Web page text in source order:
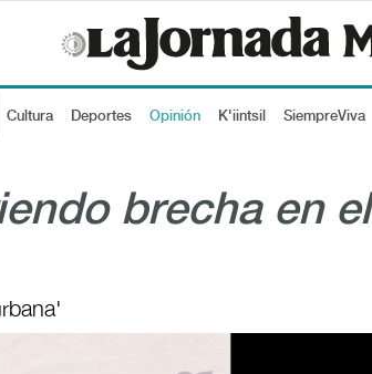
Cultura Deportes Opinión K'iintsil SiempreViva
brecha en el